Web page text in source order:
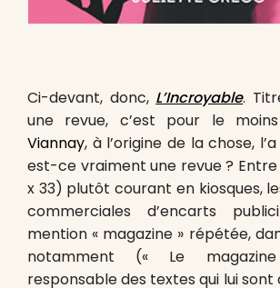
Ci-devant, donc, L’Incroyable.
une revue, c’est pour le
Viannay, à l’origine de la chose,
est-ce vraiment une revue ?
x 33) plutôt courant en kiosques,
commerciales d’encarts
mention « magazine » répétée,
notamment (« Le
responsable des textes qui lui sont